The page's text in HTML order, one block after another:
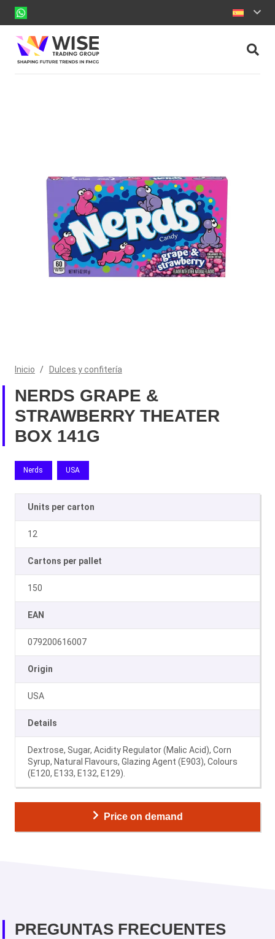
Inicio / Dulces y confitería
NERDS GRAPE &
STRAWBERRY THEATER
BOX 141G
Nerds USA
Units per carton
12
Cartons per pallet
150
EAN
079200616007
Origin
USA
Details
Dextrose, Sugar, Acidity Regulator (Malic Acid), Corn
Syrup, Natural Flavours, Glazing Agent (E903), Colours
(E120, E133, E132, E129).
Price on demand
PREGUNTAS FRECUENTES